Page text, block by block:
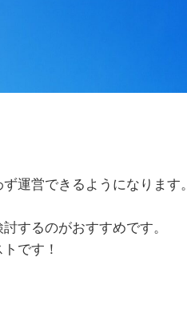
運営できるようになります。
するのがおすすめです。
です！